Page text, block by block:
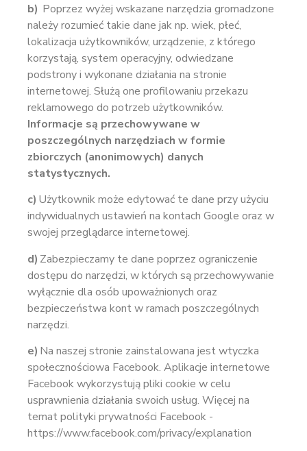
b) Poprzez wyżej wskazane narzędzia gromadzone
należy rozumieć takie dane jak np. wiek, płeć,
lokalizacja użytkowników, urządzenie, z którego
korzystają, system operacyjny, odwiedzane
podstrony i wykonane działania na stronie
internetowej. Służą one profilowaniu przekazu
reklamowego do potrzeb użytkowników.
Informacje są przechowywane w
poszczególnych narzędziach w formie
zbiorczych (anonimowych) danych
statystycznych.
c) Użytkownik może edytować te dane przy użyciu
indywidualnych ustawień na kontach Google oraz w
swojej przeglądarce internetowej.
d) Zabezpieczamy te dane poprzez ograniczenie
dostępu do narzędzi, w których są przechowywanie
wyłącznie dla osób upoważnionych oraz
bezpieczeństwa kont w ramach poszczególnych
narzędzi.
e) Na naszej stronie zainstalowana jest wtyczka
społecznościowa Facebook. Aplikacje internetowe
Facebook wykorzystują pliki cookie w celu
usprawnienia działania swoich usług. Więcej na
temat polityki prywatności Facebook -
https://www.facebook.com/privacy/explanation